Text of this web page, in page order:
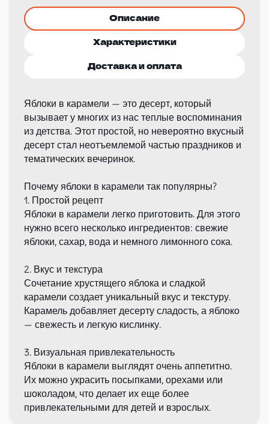
Описание
Характеристики
Доставка и оплата
Яблоки в карамели — это десерт, который
вызывает у многих из нас теплые воспоминания
из детства. Этот простой, но невероятно вкусный
десерт стал неотъемлемой частью праздников и
тематических вечеринок.
Почему яблоки в карамели так популярны?
1. Простой рецепт
Яблоки в карамели легко приготовить. Для этого
нужно всего несколько ингредиентов: свежие
яблоки, сахар, вода и немного лимонного сока.
2. Вкус и текстура
Сочетание хрустящего яблока и сладкой
карамели создает уникальный вкус и текстуру.
Карамель добавляет десерту сладость, а яблоко
— свежесть и легкую кислинку.
3. Визуальная привлекательность
Яблоки в карамели выглядят очень аппетитно.
Их можно украсить посыпками, орехами или
шоколадом, что делает их еще более
привлекательными для детей и взрослых.